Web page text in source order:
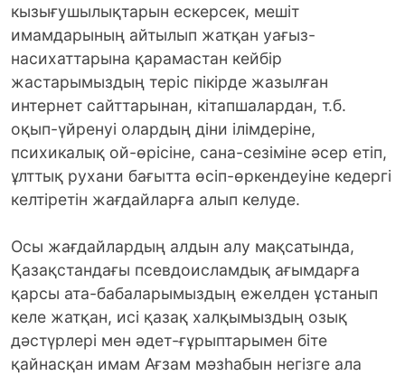
кызығушылықтарын ескерсек, мешіт
имамдарының айтылып жатқан уағыз-
насихаттарына қарамастан кейбір
жастарымыздың теріс пікірде жазылған
интернет сайттарынан, кітапшалардан, т.б.
оқып-үйренуі олардың діни ілімдеріне,
психикалық ой-өрісіне, сана-сезіміне әсер етіп,
ұлттық рухани бағытта өсіп-өркендеуіне кедергі
келтіретін жағдайларға алып келуде.
Осы жағдайлардың алдын алу мақсатында,
Қазақстандағы псевдоисламдық ағымдарға
қарсы ата-бабаларымыздың ежелден ұстанып
келе жатқан, исі қазақ халқымыздың озық
дәстүрлері мен әдет-ғұрыптарымен біте
қайнасқан имам Ағзам мәзһабын негізге ала